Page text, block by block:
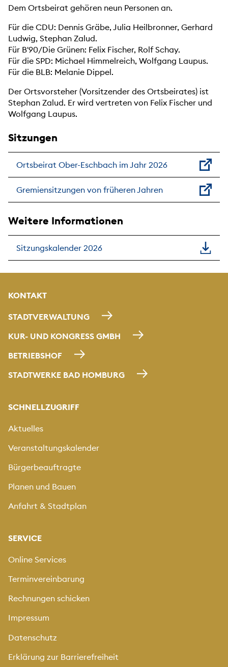
Dem Ortsbeirat gehören neun Personen an.
Für die CDU: Dennis Gräbe, Julia Heilbronner, Gerhard
Ludwig, Stephan Zalud.
Für B'90/Die Grünen: Felix Fischer, Rolf Schay.
Für die SPD: Michael Himmelreich, Wolfgang Laupus.
Für die BLB: Melanie Dippel.
Der Ortsvorsteher (Vorsitzender des Ortsbeirates) ist
Stephan Zalud. Er wird vertreten von Felix Fischer und
Wolfgang Laupus.
Sitzungen
Ortsbeirat Ober-Eschbach im Jahr 2026
Gremiensitzungen von früheren Jahren
Weitere Informationen
Sitzungskalender 2026
KONTAKT
STADTVERWALTUNG
KUR- UND KONGRESS GMBH
BETRIEBSHOF
STADTWERKE BAD HOMBURG
SCHNELLZUGRIFF
Aktuelles
Veranstaltungskalender
Bürgerbeauftragte
Planen und Bauen
Anfahrt & Stadtplan
SERVICE
Online Services
Terminvereinbarung
Rechnungen schicken
Impressum
Datenschutz
Erklärung zur Barrierefreiheit